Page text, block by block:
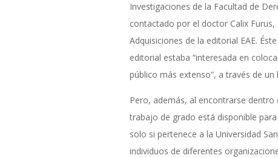
Investigaciones de la Facultad de
contactado por el doctor Calix
Adquisiciones de la editorial EAE.
editorial estaba “interesada en
público más extenso”, a través de un
Pero, además, al encontrarse
trabajo de grado está disponible
solo si pertenece a la Universidad
individuos de diferentes